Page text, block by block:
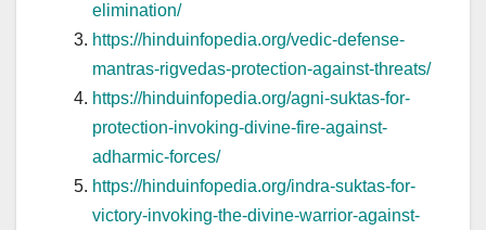
elimination/
https://hinduinfopedia.org/vedic-defense-
mantras-rigvedas-protection-against-threats/
https://hinduinfopedia.org/agni-suktas-for-
protection-invoking-divine-fire-against-
adharmic-forces/
https://hinduinfopedia.org/indra-suktas-for-
victory-invoking-the-divine-warrior-against-